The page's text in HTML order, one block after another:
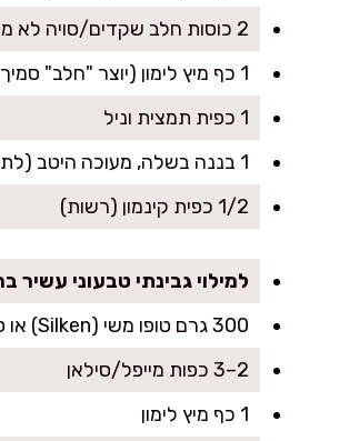
2 כוסות חלב שקדים/סויה לא ממותק
1 כף מיץ לימון (יוצר "חלב" סמיך ומרענן)
1 כפית תמצית וניל
1 בננה בשלה, מעוכה היטב (לתוספת גמישות וצבע זהוב)
1/2 כפית קינמון (רשות)
למילוי גבינתי טבעוני עשיר
300 גרם טופו משי (Silken) או טופו רך מאוד
2–3 כפות מייפל/סילאן
1 כף מיץ לימון